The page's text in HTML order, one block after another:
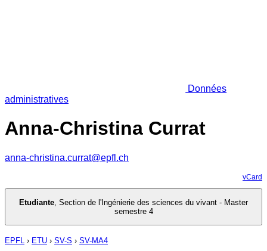
Données
administratives
Anna-Christina Currat
anna-christina.currat@epfl.ch
vCard
Etudiante, Section de l'Ingénierie des sciences du vivant - Master
semestre 4
EPFL › ETU › SV-S › SV-MA4